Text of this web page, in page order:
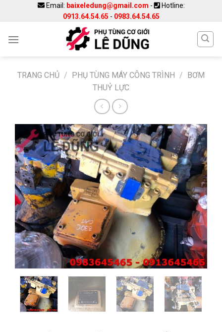
Email: baixeledung@gmail.com -
Hotline:
0913.64.54.65 - 0983.64.54.65
TRANG CHỦ / PHỤ TÙNG MÁY CÔNG TRÌNH / BƠM
THUỶ LỰC